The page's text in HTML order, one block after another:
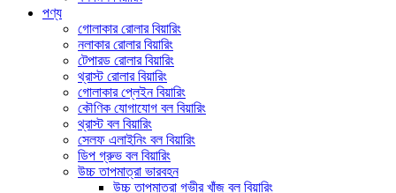
পণ্য
গোলাকার রোলার বিয়ারিং
নলাকার রোলার বিয়ারিং
টেপারড রোলার বিয়ারিং
থ্রাস্ট রোলার বিয়ারিং
গোলাকার প্লেইন বিয়ারিং
কৌণিক যোগাযোগ বল বিয়ারিং
থ্রাস্ট বল বিয়ারিং
সেলফ এলাইনিং বল বিয়ারিং
ডিপ গ্রুভ বল বিয়ারিং
উচ্চ তাপমাত্রা ভারবহন
উচ্চ তাপমাত্রা গভীর খাঁজ বল বিয়ারিং